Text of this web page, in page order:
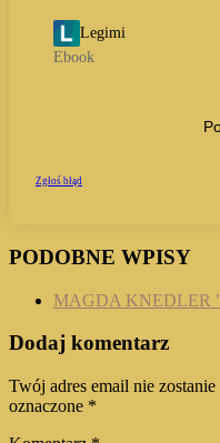
PODOBNE WPISY
MAGDA KNEDLER
Dodaj komentarz
Twój adres email nie
oznaczone *